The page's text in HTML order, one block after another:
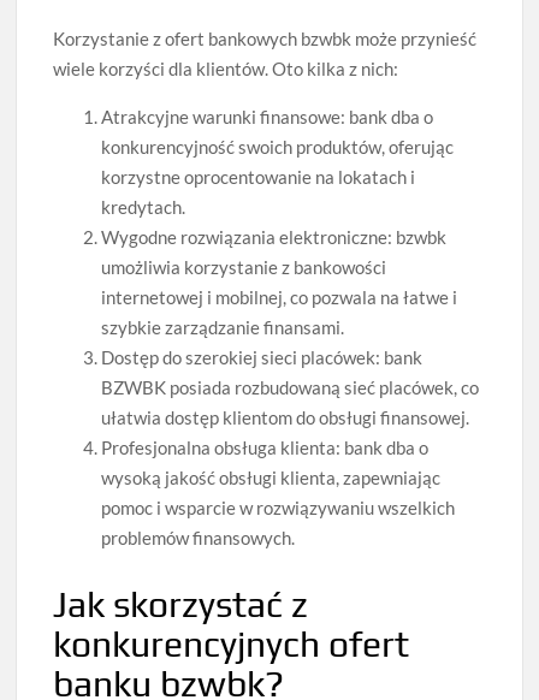
Korzystanie z ofert bankowych bzwbk może przynieść
wiele korzyści dla klientów. Oto kilka z nich:
Atrakcyjne warunki finansowe: bank dba o
konkurencyjność swoich produktów, oferując
korzystne oprocentowanie na lokatach i
kredytach.
Wygodne rozwiązania elektroniczne: bzwbk
umożliwia korzystanie z bankowości
internetowej i mobilnej, co pozwala na łatwe i
szybkie zarządzanie finansami.
Dostęp do szerokiej sieci placówek: bank
BZWBK posiada rozbudowaną sieć placówek, co
ułatwia dostęp klientom do obsługi finansowej.
Profesjonalna obsługa klienta: bank dba o
wysoką jakość obsługi klienta, zapewniając
pomoc i wsparcie w rozwiązywaniu wszelkich
problemów finansowych.
Jak skorzystać z
konkurencyjnych ofert
banku bzwbk?